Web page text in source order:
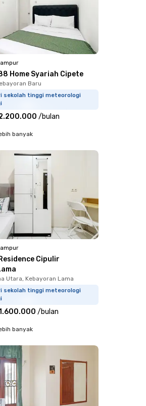
Home Syariah Cipete
Baru
sekolah tinggi meteorologi
/bulan
banyak
Cipulir
Utara, Kebayoran Lama
sekolah tinggi meteorologi
/bulan
banyak